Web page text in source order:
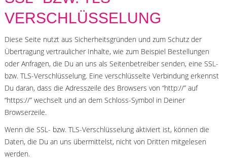
VERSCHLÜSSELUNG
Diese Seite nutzt aus Sicherheitsgründen und zum Schutz der
Übertragung vertraulicher Inhalte, wie zum Beispiel Bestellungen
oder Anfragen, die Du an uns als Seitenbetreiber senden, eine SSL-
bzw. TLS-Verschlüsselung. Eine verschlüsselte Verbindung erkennst
Du daran, dass die Adresszeile des Browsers von “http://” auf
“https://” wechselt und an dem Schloss-Symbol in Deiner
Browserzeile.
Wenn die SSL- bzw. TLS-Verschlüsselung aktiviert ist, können die
Daten, die Du an uns übermittelst, nicht von Dritten mitgelesen
werden.